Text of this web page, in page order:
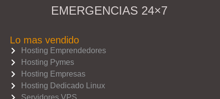
EMERGENCIAS 24×7
Lo mas vendido
Hosting Emprendedores
Hosting Pymes
Hosting Empresas
Hosting Dedicado Linux